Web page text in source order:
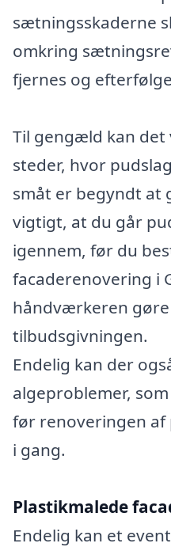
sætningsskaderne
omkring
fjernes og
Til gengæld kan
steder, hvor
småt er begyndt at
vigtigt, at du går
igennem, før du
facaderenovering i
håndværkeren
tilbudsgivningen.
Endelig kan der
algeproblemer,
før renoveringen
i gang.
Plastikmalede
Endelig kan et